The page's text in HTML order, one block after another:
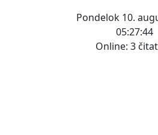
Pondelok 10.
05:27:44
Online: 3